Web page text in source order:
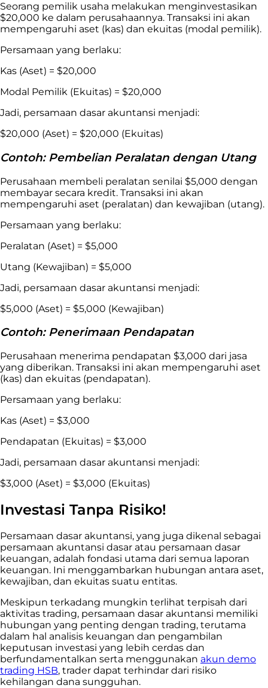
Seorang pemilik usaha melakukan menginvestasikan
$20,000 ke dalam perusahaannya. Transaksi ini akan
mempengaruhi aset (kas) dan ekuitas (modal pemilik).
Persamaan yang berlaku:
Kas (Aset) = $20,000
Modal Pemilik (Ekuitas) = $20,000
Jadi, persamaan dasar akuntansi menjadi:
$20,000 (Aset) = $20,000 (Ekuitas)
Contoh: Pembelian Peralatan dengan Utang
Perusahaan membeli peralatan senilai $5,000 dengan
membayar secara kredit. Transaksi ini akan
mempengaruhi aset (peralatan) dan kewajiban (utang).
Persamaan yang berlaku:
Peralatan (Aset) = $5,000
Utang (Kewajiban) = $5,000
Jadi, persamaan dasar akuntansi menjadi:
$5,000 (Aset) = $5,000 (Kewajiban)
Contoh: Penerimaan Pendapatan
Perusahaan menerima pendapatan $3,000 dari jasa
yang diberikan. Transaksi ini akan mempengaruhi aset
(kas) dan ekuitas (pendapatan).
Persamaan yang berlaku:
Kas (Aset) = $3,000
Pendapatan (Ekuitas) = $3,000
Jadi, persamaan dasar akuntansi menjadi:
$3,000 (Aset) = $3,000 (Ekuitas)
Investasi Tanpa Risiko!
Persamaan dasar akuntansi, yang juga dikenal sebagai
persamaan akuntansi dasar atau persamaan dasar
keuangan, adalah fondasi utama dari semua laporan
keuangan. Ini menggambarkan hubungan antara aset,
kewajiban, dan ekuitas suatu entitas.
Meskipun terkadang mungkin terlihat terpisah dari
aktivitas trading, persamaan dasar akuntansi memiliki
hubungan yang penting dengan trading, terutama
dalam hal analisis keuangan dan pengambilan
keputusan investasi yang lebih cerdas dan
berfundamentalkan serta menggunakan akun demo
trading HSB, trader dapat terhindar dari risiko
kehilangan dana sungguhan.